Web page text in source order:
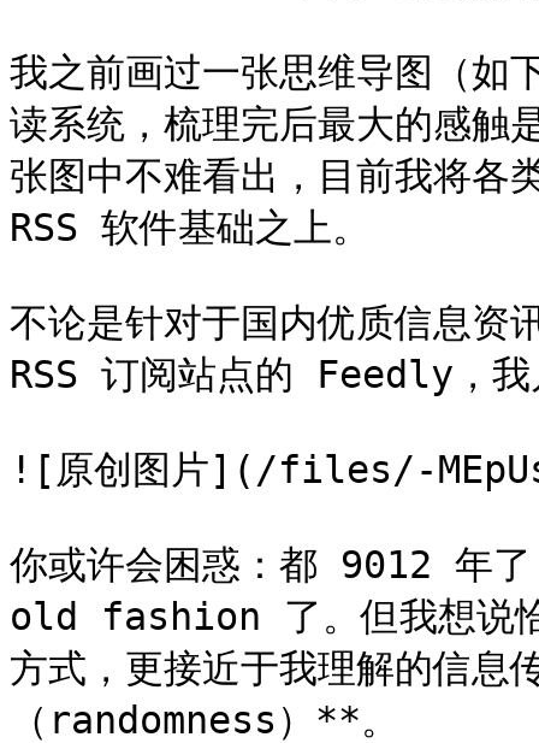
我之前画过一张思维导图（如
读系统，梳理完后最大的感
张图中不难看出，目前我将
RSS 软件基础之上。
不论是针对于国内优质信息资
RSS 订阅站点的 Feedly，
![原创图片](/files/-
你或许会困惑：都 9012 年了
old fashion 了。但我想说恰
方式，更接近于我理解的信
（randomness）**。